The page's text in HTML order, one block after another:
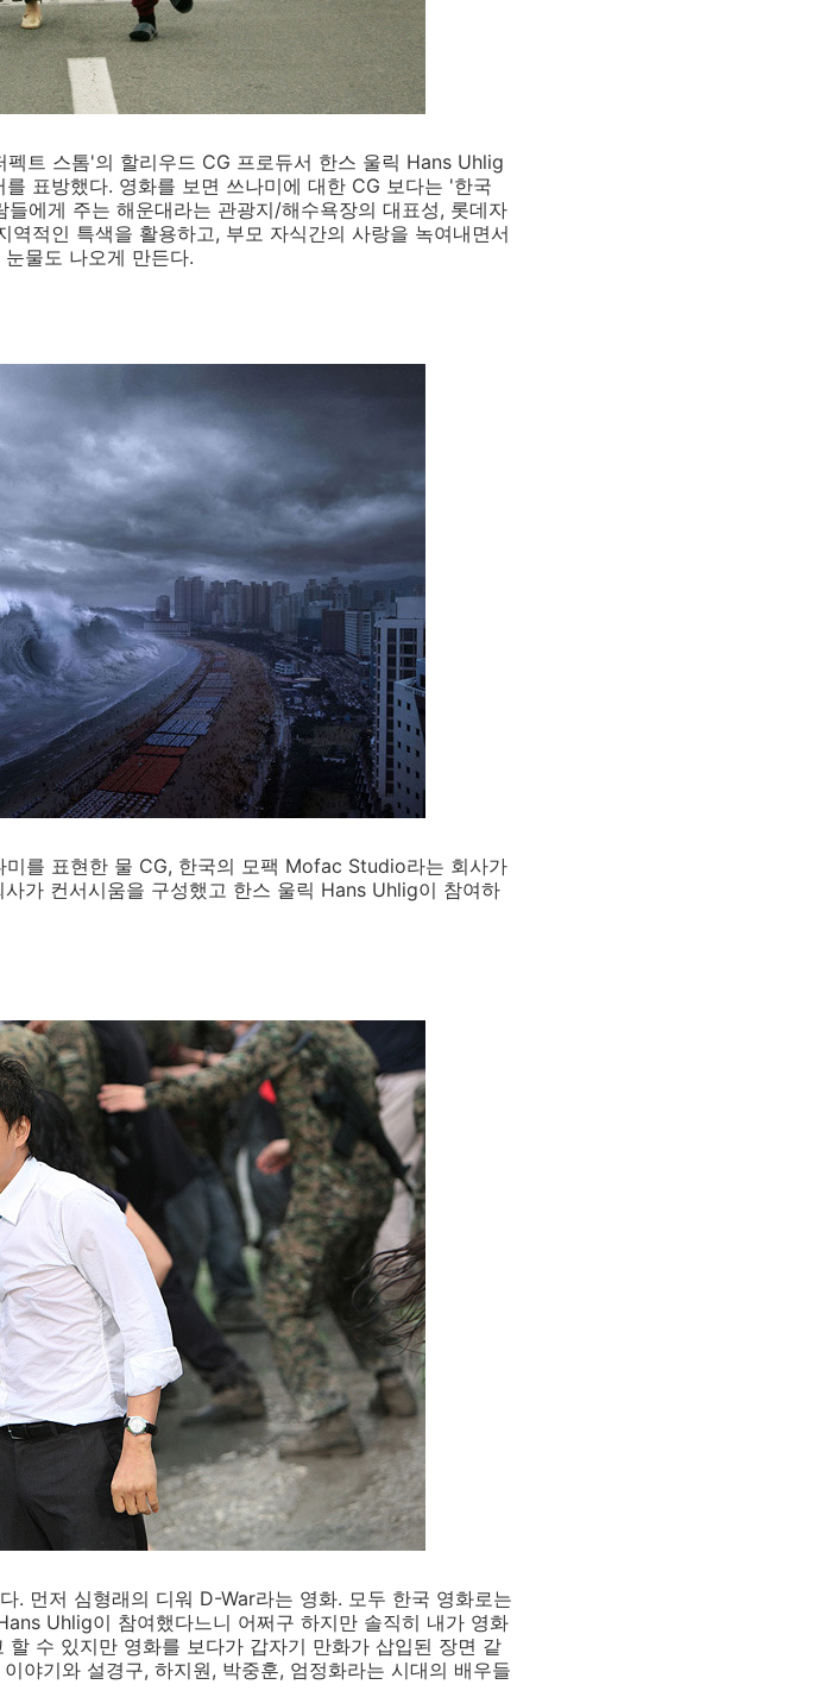
트 스톰'의 할리우드 CG 프로듀서 한스 울릭 Hans Uhlig
표방했다. 영화를 보면 쓰나미에 대한 CG 보다는 '한국
에게 주는 해운대라는 관광지/해수욕장의 대표성, 롯데자
적인 특색을 활용하고, 부모 자식간의 사랑을 녹여내면서
물도 나오게 만든다.
를 표현한 물 CG, 한국의 모팩 Mofac Studio라는 회사가
가 컨서시움을 구성했고 한스 울릭 Hans Uhlig이 참여하
. 먼저 심형래의 디워 D-War라는 영화. 모두 한국 영화로는
Uhlig이 참여했다느니 어쩌구 하지만 솔직히 내가 영화
수 있지만 영화를 보다가 갑자기 만화가 삽입된 장면 같
야기와 설경구, 하지원, 박중훈, 엄정화라는 시대의 배우들